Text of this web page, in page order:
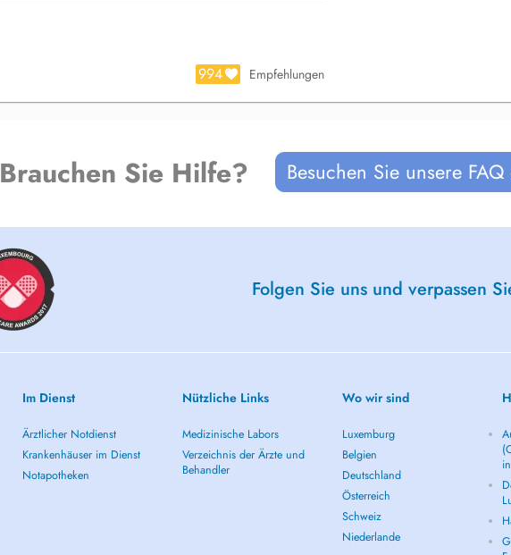
994 Empfehlungen
Brauchen Sie Hilfe? Besuchen Sie unsere
Folgen Sie uns und verpassen
Im Dienst
Ärztlicher Notdienst
Krankenhäuser im Dienst
Notapotheken
Nützliche Links
Medizinische Labors
Verzeichnis der Ärzte und
Behandler
Wo wir sind
Luxemburg
Belgien
Deutschland
Österreich
Schweiz
Niederlande